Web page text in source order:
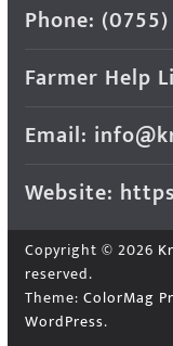
Phone:
Farmer Help
Email:
Website:
Copyright © 2026
reserved.
Theme: ColorMag
WordPress.